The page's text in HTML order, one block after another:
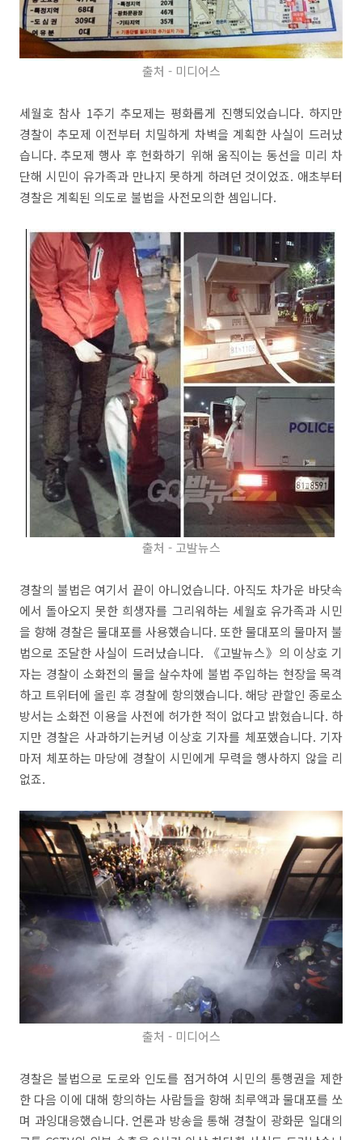
출처 - 미디어스
세월호 참사 1주기 추모제는 평화롭게 진행되었습니다. 하지만
경찰이 추모제 이전부터 치밀하게 차벽을 계획한 사실이 드러났
습니다. 추모제 행사 후 헌화하기 위해 움직이는 동선을 미리 차
단해 시민이 유가족과 만나지 못하게 하려던 것이었죠. 애초부터
경찰은 계획된 의도로 불법을 사전모의한 셈입니다.
출처 - 고발뉴스
경찰의 불법은 여기서 끝이 아니었습니다. 아직도 차가운 바닷속
에서 돌아오지 못한 희생자를 그리워하는 세월호 유가족과 시민
을 향해 경찰은 물대포를 사용했습니다. 또한 물대포의 물마저 불
법으로 조달한 사실이 드러났습니다. 《고발뉴스》의 이상호 기
자는 경찰이 소화전의 물을 살수차에 불법 주입하는 현장을 목격
하고 트위터에 올린 후 경찰에 항의했습니다. 해당 관할인 종로소
방서는 소화전 이용을 사전에 허가한 적이 없다고 밝혔습니다. 하
지만 경찰은 사과하기는커녕 이상호 기자를 체포했습니다. 기자
마저 체포하는 마당에 경찰이 시민에게 무력을 행사하지 않을 리
없죠.
출처 - 미디어스
경찰은 불법으로 도로와 인도를 점거하여 시민의 통행권을 제한
한 다음 이에 대해 항의하는 사람들을 향해 최루액과 물대포를 쏘
며 과잉대응했습니다. 언론과 방송을 통해 경찰이 광화문 일대의